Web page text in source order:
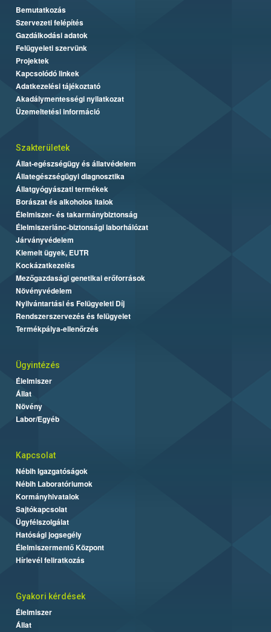
Bemutatkozás
Szervezeti felépítés
Gazdálkodási adatok
Felügyeleti szervünk
Projektek
Kapcsolódó linkek
Adatkezelési tájékoztató
Akadálymentességi nyilatkozat
Üzemeltetési információ
Szakterületek
Állat-egészségügy és állatvédelem
Állategészségügyi diagnosztika
Állatgyógyászati termékek
Borászat és alkoholos italok
Élelmiszer- és takarmánybiztonság
Élelmiszerlánc-biztonsági laborhálózat
Járványvédelem
Kiemelt ügyek, EUTR
Kockázatkezelés
Mezőgazdasági genetikai erőforrások
Növényvédelem
Nyilvántartási és Felügyeleti Díj
Rendszerszervezés és felügyelet
Termékpálya-ellenőrzés
Ügyintézés
Élelmiszer
Állat
Növény
Labor/Egyéb
Kapcsolat
Nébih Igazgatóságok
Nébih Laboratóriumok
Kormányhivatalok
Sajtókapcsolat
Ügyfélszolgálat
Hatósági jogsegély
Élelmiszermentő Központ
Hírlevél feliratkozás
Gyakori kérdések
Élelmiszer
Állat